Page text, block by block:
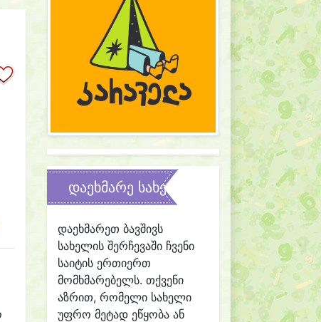
დაეხმარე სახელის შერჩევაში
დაეხმარეთ ბავშივს
სახელის შერჩევაში ჩვენი
საიტის ერთიერთ
მომხმარებელს. თქვენი
აზრით, რომელი სახელი
უფრო მეტად ეწყობა ან